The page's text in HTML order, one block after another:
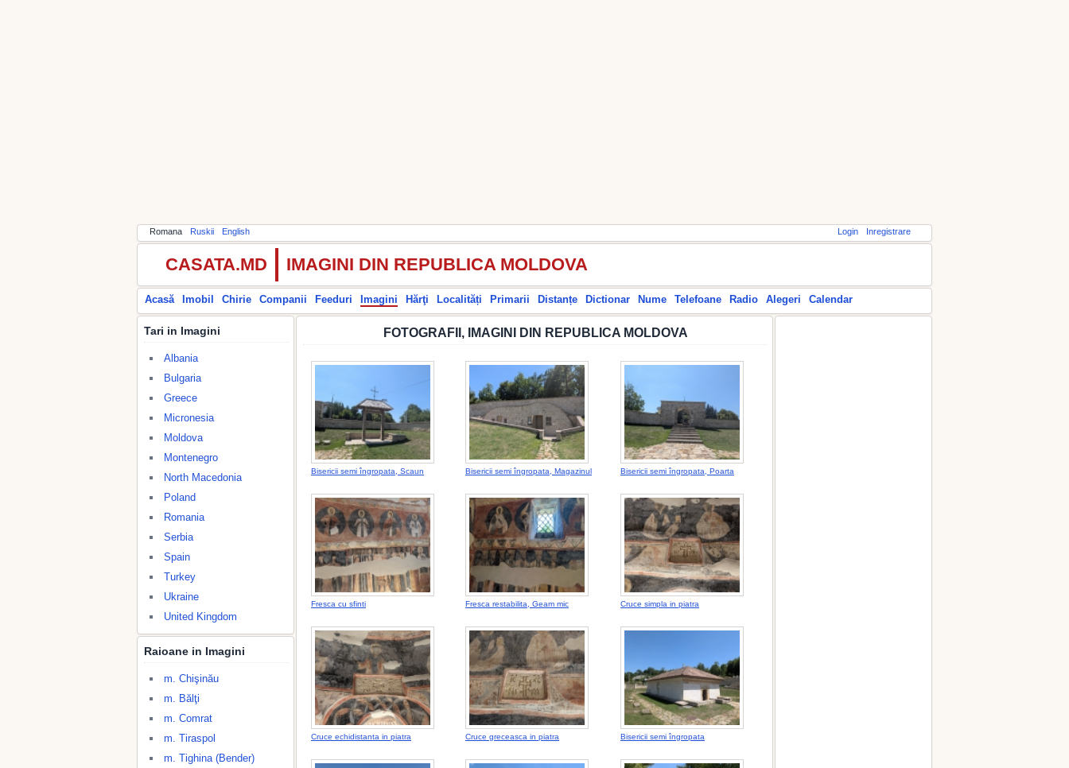
Romana Ruskii English Login Inregistrare
CASATA.MD IMAGINI DIN REPUBLICA MOLDOVA
Acasă Imobil Chirie Companii Feeduri Imagini Hărţi Localități Primarii Distanțe Dictionar Nume Telefoane Radio Alegeri Calendar
Tari in Imagini
Albania
Bulgaria
Greece
Micronesia
Moldova
Montenegro
North Macedonia
Poland
Romania
Serbia
Spain
Turkey
Ukraine
United Kingdom
Raioane in Imagini
m. Chişinău
m. Bălţi
m. Comrat
m. Tiraspol
m. Tighina (Bender)
FOTOGRAFII, IMAGINI DIN REPUBLICA MOLDOVA
Bisericii semi îngropata, Scaun Bisericii semi îngropata, Magazinul Bisericii semi îngropata, Poarta
Fresca cu sfinti Fresca restabilita, Geam mic Cruce simpla in piatra
Cruce echidistanta in piatra Cruce greceasca in piatra Bisericii semi îngropata